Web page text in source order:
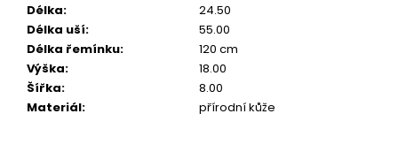
Délka:
24.50
Délka uší:
55.00
Délka řemínku:
120 cm
Výška:
18.00
Šířka:
8.00
Materiál: přírodní kůže